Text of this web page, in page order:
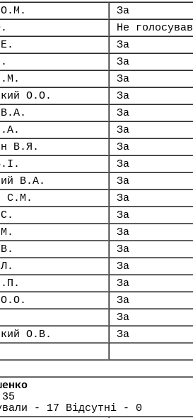
О.М.
За
Не голосував
За
За
За
О.О.
За
В.А.
За
За
В.Я.
За
За
В.А.
За
С.М.
За
За
За
За
За
За
О.О.
За
За
О.В.
За
- 17 Відсутні - 0